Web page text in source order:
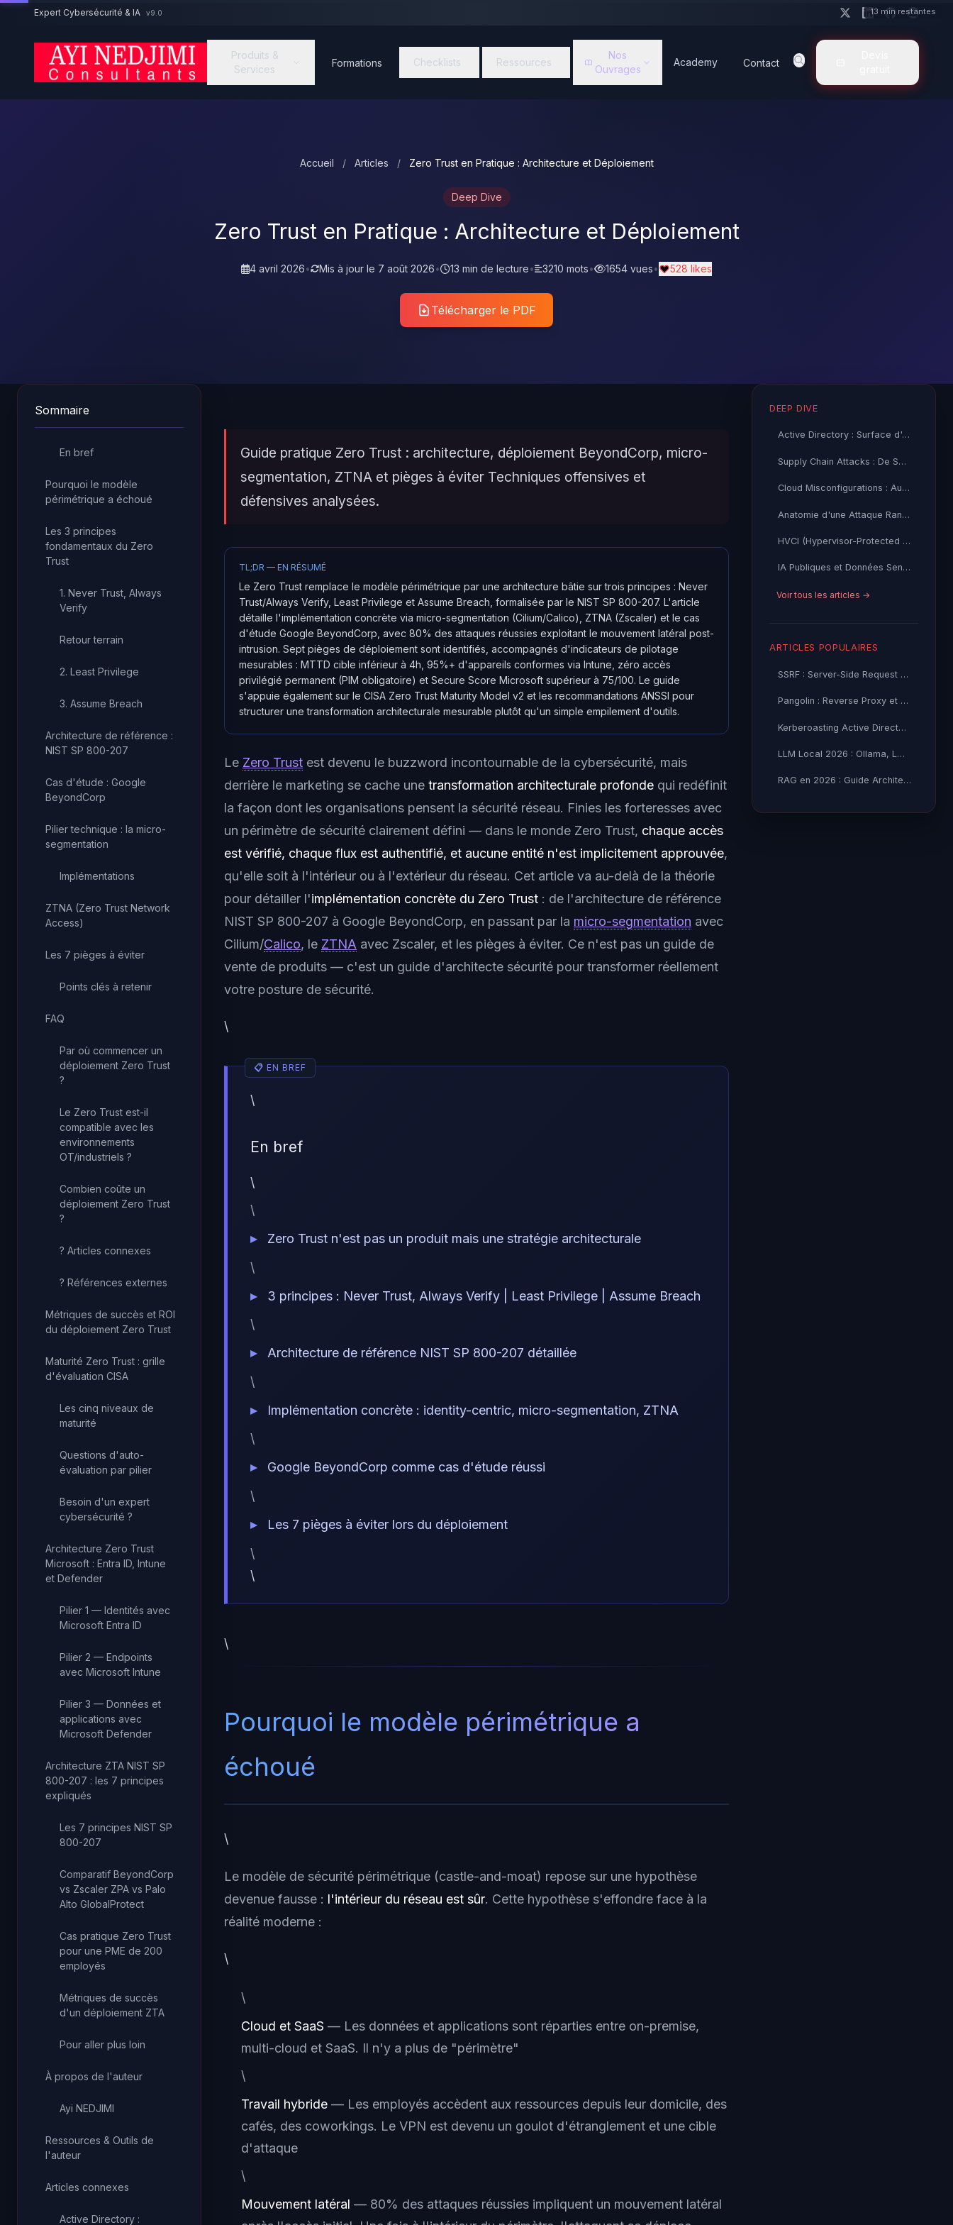
Aller au contenu principal
Expert Cybersécurité & IA v9.0
Produits &
Services
Formations Checklists Ressources
Nos
Ouvrages
Academy Contact
Accueil / Articles / Zero Trust en Pratique : Architecture et Déploiement
Deep Dive
Zero Trust en Pratique : Architecture et Déploiement
4 avril 2026• Mis à jour le 7 août 2026• 13 min de lecture• 3210 mots• 1654 vues• 528 likes
Télécharger le PDF
Sommaire
En bref
Pourquoi le modèle
périmétrique a échoué
Les 3 principes
fondamentaux du Zero
Trust
1. Never Trust, Always
Verify
Retour terrain
2. Least Privilege
3. Assume Breach
Architecture de référence :
NIST SP 800-207
Cas d'étude : Google
BeyondCorp
Pilier technique : la micro-
segmentation
Implémentations
ZTNA (Zero Trust Network
Access)
Les 7 pièges à éviter
Points clés à retenir
FAQ
Par où commencer un
déploiement Zero Trust
?
Le Zero Trust est-il
compatible avec les
environnements
OT/industriels ?
Combien coûte un
déploiement Zero Trust
?
? Articles connexes
? Références externes
Métriques de succès et ROI
du déploiement Zero Trust
Maturité Zero Trust : grille
d'évaluation CISA
Les cinq niveaux de
maturité
Questions d'auto-
évaluation par pilier
Besoin d'un expert
cybersécurité ?
Architecture Zero Trust
Microsoft : Entra ID, Intune
et Defender
Pilier 1 — Identités avec
Microsoft Entra ID
Pilier 2 — Endpoints
avec Microsoft Intune
Pilier 3 — Données et
applications avec
Microsoft Defender
Architecture ZTA NIST SP
800-207 : les 7 principes
expliqués
Les 7 principes NIST SP
800-207
Comparatif BeyondCorp
vs Zscaler ZPA vs Palo
Alto GlobalProtect
Cas pratique Zero Trust
pour une PME de 200
employés
Métriques de succès
d'un déploiement ZTA
Pour aller plus loin
À propos de l'auteur
Ayi NEDJIMI
Ressources & Outils de
l'auteur
Articles connexes
Active Directory :
Guide pratique Zero Trust : architecture, déploiement BeyondCorp, micro-
segmentation, ZTNA et pièges à éviter Techniques offensives et
défensives analysées.
TL;DR — EN RÉSUMÉ
Le Zero Trust remplace le modèle périmétrique par une architecture bâtie sur trois principes : Never
Trust/Always Verify, Least Privilege et Assume Breach, formalisée par le NIST SP 800-207. L'article
détaille l'implémentation concrète via micro-segmentation (Cilium/Calico), ZTNA (Zscaler) et le cas
d'étude Google BeyondCorp, avec 80% des attaques réussies exploitant le mouvement latéral post-
intrusion. Sept pièges de déploiement sont identifiés, accompagnés d'indicateurs de pilotage
mesurables : MTTD cible inférieur à 4h, 95%+ d'appareils conformes via Intune, zéro accès
privilégié permanent (PIM obligatoire) et Secure Score Microsoft supérieur à 75/100. Le guide
s'appuie également sur le CISA Zero Trust Maturity Model v2 et les recommandations ANSSI pour
structurer une transformation architecturale mesurable plutôt qu'un simple empilement d'outils.
Le Zero Trust est devenu le buzzword incontournable de la cybersécurité, mais
derrière le marketing se cache une transformation architecturale profonde qui redéfinit
la façon dont les organisations pensent la sécurité réseau. Finies les forteresses avec
un périmètre de sécurité clairement défini — dans le monde Zero Trust, chaque accès
est vérifié, chaque flux est authentifié, et aucune entité n'est implicitement approuvée,
qu'elle soit à l'intérieur ou à l'extérieur du réseau. Cet article va au-delà de la théorie
pour détailler l'implémentation concrète du Zero Trust : de l'architecture de référence
NIST SP 800-207 à Google BeyondCorp, en passant par la micro-segmentation avec
Cilium/Calico, le ZTNA avec Zscaler, et les pièges à éviter. Ce n'est pas un guide de
vente de produits — c'est un guide d'architecte sécurité pour transformer réellement
votre posture de sécurité.
\
\
En bref
\
\
Zero Trust n'est pas un produit mais une stratégie architecturale
\
3 principes : Never Trust, Always Verify | Least Privilege | Assume Breach
\
Architecture de référence NIST SP 800-207 détaillée
\
Implémentation concrète : identity-centric, micro-segmentation, ZTNA
\
Google BeyondCorp comme cas d'étude réussi
\
Les 7 pièges à éviter lors du déploiement
\
\
\
Pourquoi le modèle périmétrique a
échoué
\
Le modèle de sécurité périmétrique (castle-and-moat) repose sur une hypothèse
devenue fausse : l'intérieur du réseau est sûr. Cette hypothèse s'effondre face à la
réalité moderne :
\
\
Cloud et SaaS — Les données et applications sont réparties entre on-premise,
multi-cloud et SaaS. Il n'y a plus de "périmètre"
\
Travail hybride — Les employés accèdent aux ressources depuis leur domicile, des
cafés, des coworkings. Le VPN est devenu un goulot d'étranglement et une cible
d'attaque
\
Mouvement latéral — 80% des attaques réussies impliquent un mouvement latéral
DEEP DIVE
Active Directory : Surface d'Attaque Invisible de Votre SI
Supply Chain Attacks : De SolarWinds a XZ Utils 2026
Cloud Misconfigurations : Autopsie des Grandes Fuites
Anatomie d'une Attaque Ransomware : Kill Chain Complète
HVCI (Hypervisor-Protected Code Integrity) : Architecture,
IA Publiques et Données Sensibles : Risques et Exploitation
Voir tous les articles →
ARTICLES POPULAIRES
SSRF : Server-Side Request Forgery — Exploitation Avancée
Pangolin : Reverse Proxy et Tunnel Self-Hosted — Guide
Kerberoasting Active Directory : Attaque et Défense 2026
LLM Local 2026 : Ollama, LM Studio ou vLLM — Quel Outil selon
RAG en 2026 : Guide Architecture, Vectorisation & Chunking
13 min restantes